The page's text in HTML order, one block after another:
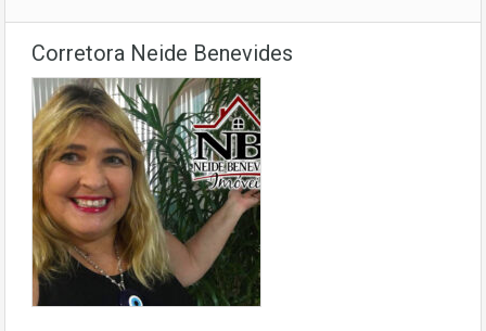
Corretora Neide Benevides